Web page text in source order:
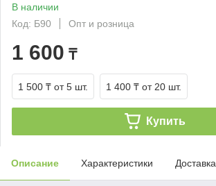
В наличии
Код: Б90
Опт и розница
1 600 ₸
1 500 ₸ от 5 шт. 1 400 ₸ от 20 шт.
Купить
Описание Характеристики Доставка